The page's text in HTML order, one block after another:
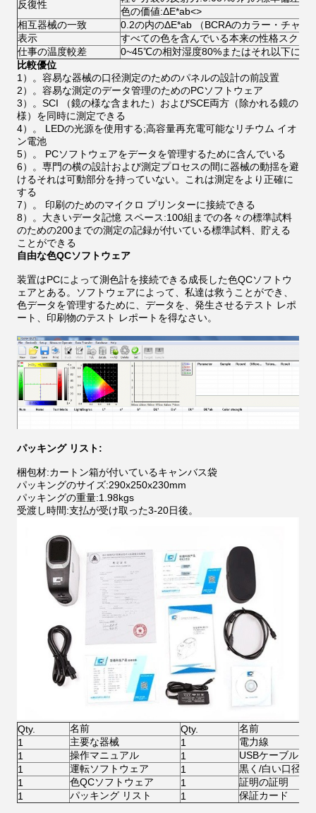
反復性
色の価値:ΔE*ab<>
相互器械の一致
0.2の内のΔE*ab （BCRAのカラー・チャー
表示
すべての色を含んでいる本来の性格スクリ
仕事の温度較差
0~45℃の相対湿度80%またはそれ以下に（
比較優位
1）。容易な器械の口径測定のためのパネルの設計の前設置
2）。容易な測定のデータ管理のためのPCソフトウェア
3）。SCI （鏡の様な含まれた）およびSCE両方（除かれる鏡の
様）を同時に測定できる
4）。 LEDの光源を使用する;高容量再充電可能なリチウム イオ
ン電池
5）。 PCソフトウェアをデータを管理するために含んでいる
6）。専門の横の設計および測定プロセスの間に器械の動揺を避
けるそれは可動部分を持っていない。これは測定をより正確に
する
7）。 印刷のためのマイクロ プリンターに接続できる
8）。大きいデータ記憶 スペース:100組までの各々の標準試料
のための200までの測定の記録が付いている標準試料、貯える
ことができる
自由な色QCソフトウェア
装置はPCによって測色計を接続できる成長した色QCソフトウ
ェアとある。ソフトウェアによって、私達は救うことができ、
色データを管理するために、データを、発生させるテスト レポ
ート、印刷物のテスト レポートを得なさい。
パッキング リスト:
梱包材:カートン箱が付いているキャンバス袋
パッキングのサイズ:290x250x230mm
パッキングの重量:1.98kgs
受渡し時間:支払が受け取った3-20日後。
Qty. 名前 Qty.
名前
1
主要な器械 1
電力線
1
操作マニュアル 1
USBケーブル
1
運転ソフトウェア 1
黒く/白い口径測
1
色QCソフトウェア 1
証明の証明
1
パッキング リスト 1 保証カード